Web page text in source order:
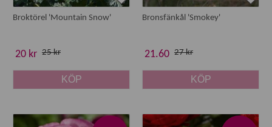
Broktörel 'Mountain Snow'
20 kr 25 kr
KÖP
Bronsfänkål 'Smokey'
21.60 27 kr
KÖP